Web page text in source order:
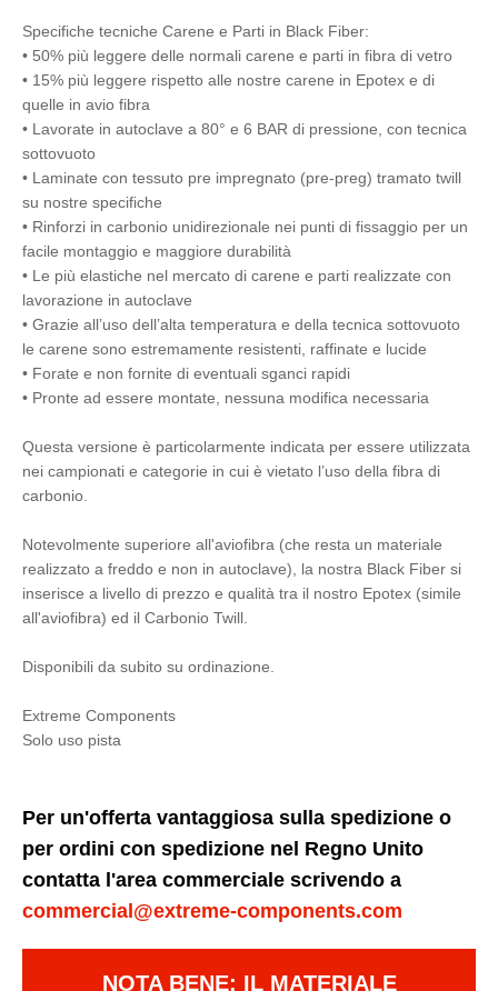
Specifiche tecniche Carene e Parti in Black Fiber:
• 50% più leggere delle normali carene e parti in fibra di vetro
• 15% più leggere rispetto alle nostre carene in Epotex e di
quelle in avio fibra
• Lavorate in autoclave a 80° e 6 BAR di pressione, con tecnica
sottovuoto
• Laminate con tessuto pre impregnato (pre-preg) tramato twill
su nostre specifiche
• Rinforzi in carbonio unidirezionale nei punti di fissaggio per un
facile montaggio e maggiore durabilità
• Le più elastiche nel mercato di carene e parti realizzate con
lavorazione in autoclave
• Grazie all’uso dell’alta temperatura e della tecnica sottovuoto
le carene sono estremamente resistenti, raffinate e lucide
• Forate e non fornite di eventuali sganci rapidi
• Pronte ad essere montate, nessuna modifica necessaria
Questa versione è particolarmente indicata per essere utilizzata
nei campionati e categorie in cui è vietato l’uso della fibra di
carbonio.
Notevolmente superiore all'aviofibra (che resta un materiale
realizzato a freddo e non in autoclave), la nostra Black Fiber si
inserisce a livello di prezzo e qualità tra il nostro Epotex (simile
all'aviofibra) ed il Carbonio Twill.
Disponibili da subito su ordinazione.
Extreme Components
Solo uso pista
Per un'offerta vantaggiosa sulla spedizione o
per ordini con spedizione nel Regno Unito
contatta l'area commerciale scrivendo a
commercial@extreme-components.com
NOTA BENE: IL MATERIALE